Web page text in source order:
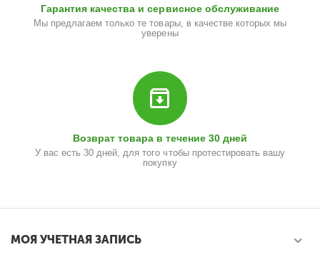
Гарантия качества и сервисное обслуживание
Мы предлагаем только те товары, в качестве которых мы
уверены
Возврат товара в течение 30 дней
У вас есть 30 дней, для того чтобы протестировать вашу
покупку
МОЯ УЧЕТНАЯ ЗАПИСЬ